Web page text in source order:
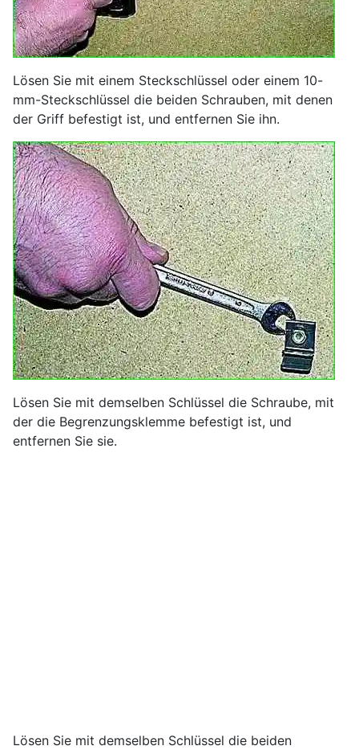
Lösen Sie mit einem Steckschlüssel oder einem 10-
mm-Steckschlüssel die beiden Schrauben, mit denen
der Griff befestigt ist, und entfernen Sie ihn.
Lösen Sie mit demselben Schlüssel die Schraube, mit
der die Begrenzungsklemme befestigt ist, und
entfernen Sie sie.
Lösen Sie mit demselben Schlüssel die beiden